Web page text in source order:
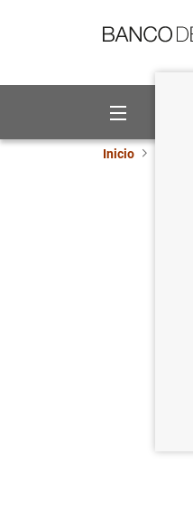
Inicio